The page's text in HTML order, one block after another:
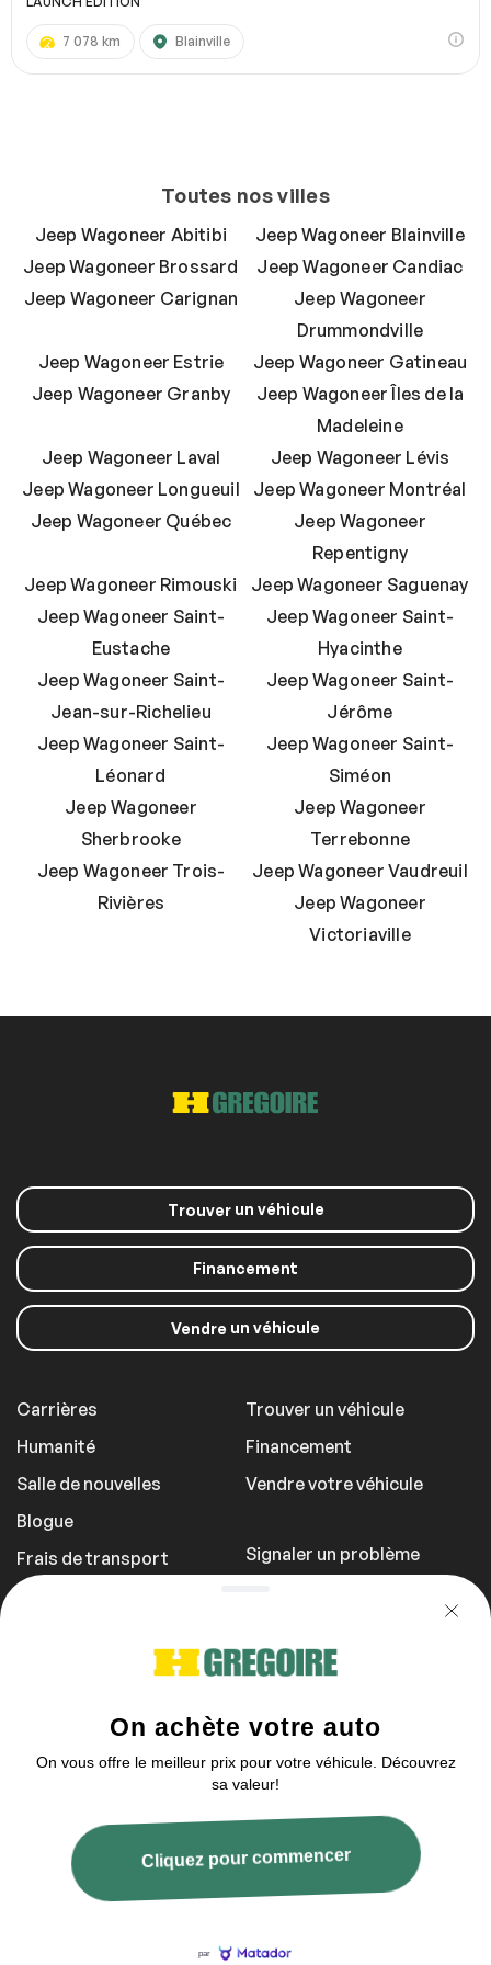
7 078 km Blainville
Toutes nos villes
Jeep Wagoneer Abitibi
Jeep Wagoneer Blainville
Jeep Wagoneer Brossard
Jeep Wagoneer Candiac
Jeep Wagoneer Carignan
Jeep Wagoneer
Drummondville
Jeep Wagoneer Estrie
Jeep Wagoneer Gatineau
Jeep Wagoneer Granby
Jeep Wagoneer Îles de la
Madeleine
Jeep Wagoneer Laval
Jeep Wagoneer Lévis
Jeep Wagoneer Longueuil
Jeep Wagoneer Montréal
Jeep Wagoneer Québec
Jeep Wagoneer
Repentigny
Jeep Wagoneer Rimouski
Jeep Wagoneer Saguenay
Jeep Wagoneer Saint-
Eustache
Jeep Wagoneer Saint-
Hyacinthe
Jeep Wagoneer Saint-
Jean-sur-Richelieu
Jeep Wagoneer Saint-
Jérôme
Jeep Wagoneer Saint-
Léonard
Jeep Wagoneer Saint-
Siméon
Jeep Wagoneer
Sherbrooke
Jeep Wagoneer
Terrebonne
Jeep Wagoneer Trois-
Rivières
Jeep Wagoneer Vaudreuil
Jeep Wagoneer
Victoriaville
Trouverun véhicule
Financement
Vendre un véhicule
Carrières
Humanité
Salle de nouvelles
Blogue
Frais de transport
Trouver un véhicule
Financement
Vendre votre véhicule
Signaler un problème
Vous pouvez nous contacter entre 9h et
2003–2026 © HGrégoire, tous droits réservés.